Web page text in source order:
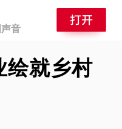
音
绘就乡村